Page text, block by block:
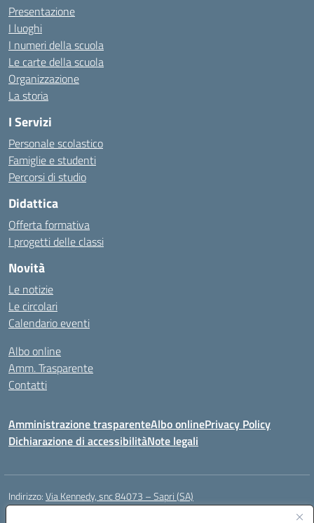
Presentazione
I luoghi
I numeri della scuola
Le carte della scuola
Organizzazione
La storia
I Servizi
Personale scolastico
Famiglie e studenti
Percorsi di studio
Didattica
Offerta formativa
I progetti delle classi
Novità
Le notizie
Le circolari
Calendario eventi
Albo online
Amm. Trasparente
Contatti
Amministrazione trasparenteAlbo onlinePrivacy Policy
Dichiarazione di accessibilitàNote legali
Indirizzo:Via Kennedy, snc 84073 – Sapri (SA)
Centralino: